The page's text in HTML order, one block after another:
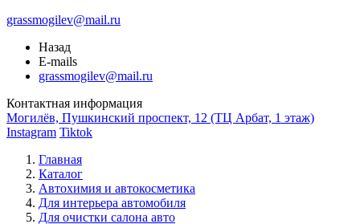
grassmogilev@mail.ru
Назад
E-mails
grassmogilev@mail.ru
Контактная информация
Могилёв, Пушкинский проспект, 12 (ТЦ Арбат, 1 этаж)
Instagram Tiktok
Главная
Каталог
Автохимия и автокосметика
Для интерьера автомобиля
Для очистки салона авто